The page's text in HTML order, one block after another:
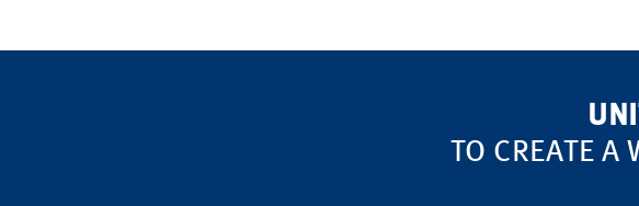
TO CREATE A